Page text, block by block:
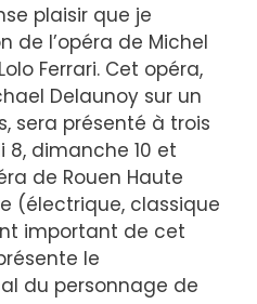
plaisir que je
de l’opéra de Michel
Ferrari. Cet opéra,
Delaunoy sur un
sera présenté à trois
8, dimanche 10 et
de Rouen Haute
(électrique, classique
important de cet
le
du personnage de